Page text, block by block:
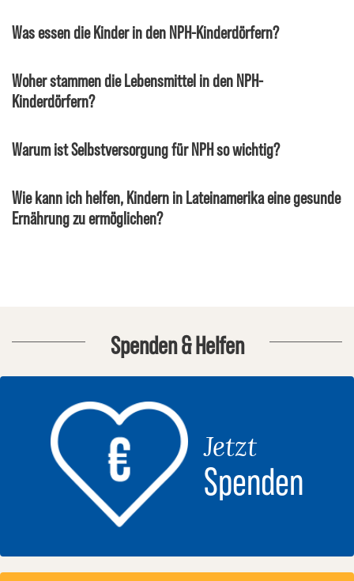
Was essen die Kinder in den NPH-Kinderdörfern?
Woher stammen die Lebensmittel in den NPH-
Kinderdörfern?
Warum ist Selbstversorgung für NPH so wichtig?
Wie kann ich helfen, Kindern in Lateinamerika eine gesunde
Ernährung zu ermöglichen?
Spenden & Helfen
Jetzt
Spenden